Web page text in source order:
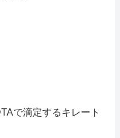
で滴定するキレート